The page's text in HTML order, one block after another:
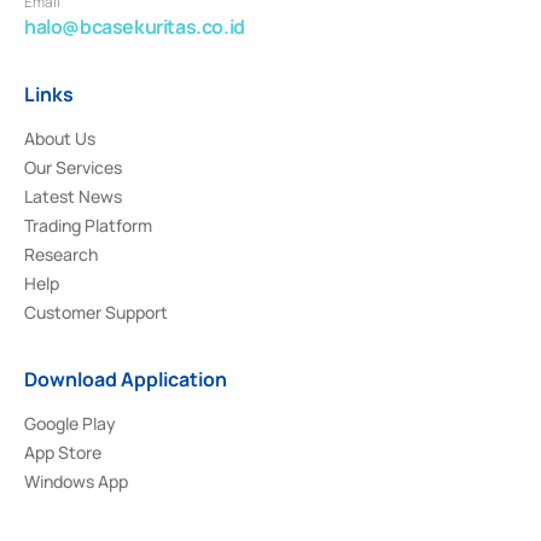
halo@bcasekuritas.co.id
Links
About Us
Our Services
Latest News
Trading Platform
Research
Help
Customer Support
Download Application
Google Play
App Store
Windows App